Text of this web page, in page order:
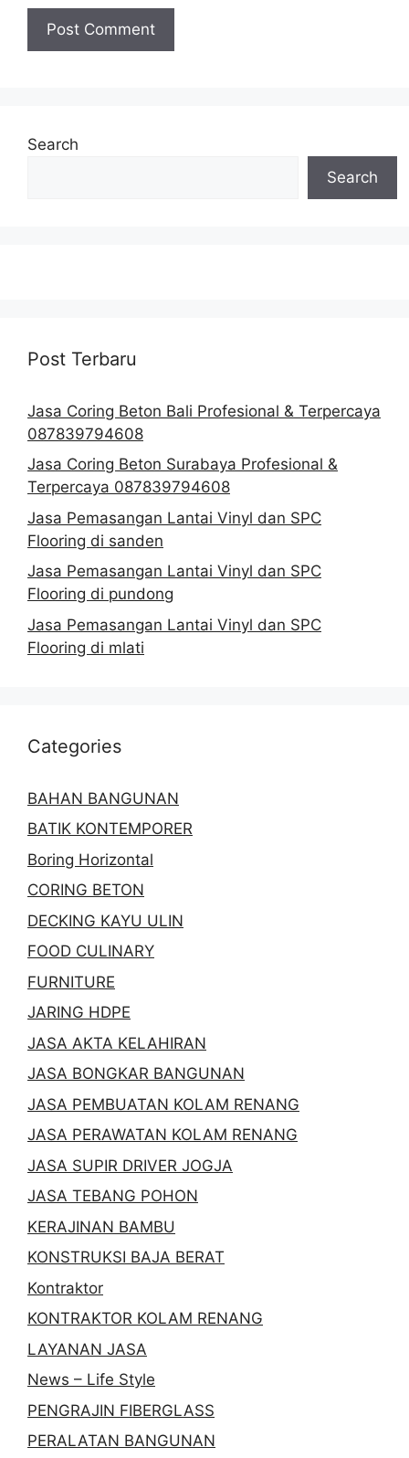
Search
Search
Post Terbaru
Jasa Coring Beton Bali Profesional & Terpercaya
087839794608
Jasa Coring Beton Surabaya Profesional &
Terpercaya 087839794608
Jasa Pemasangan Lantai Vinyl dan SPC
Flooring di sanden
Jasa Pemasangan Lantai Vinyl dan SPC
Flooring di pundong
Jasa Pemasangan Lantai Vinyl dan SPC
Flooring di mlati
Categories
BAHAN BANGUNAN
BATIK KONTEMPORER
Boring Horizontal
CORING BETON
DECKING KAYU ULIN
FOOD CULINARY
FURNITURE
JARING HDPE
JASA AKTA KELAHIRAN
JASA BONGKAR BANGUNAN
JASA PEMBUATAN KOLAM RENANG
JASA PERAWATAN KOLAM RENANG
JASA SUPIR DRIVER JOGJA
JASA TEBANG POHON
KERAJINAN BAMBU
KONSTRUKSI BAJA BERAT
Kontraktor
KONTRAKTOR KOLAM RENANG
LAYANAN JASA
News – Life Style
PENGRAJIN FIBERGLASS
PERALATAN BANGUNAN